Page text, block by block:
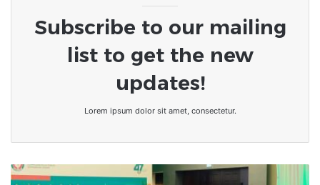
Subscribe to our mailing
list to get the new
updates!
Lorem ipsum dolor sit amet, consectetur.
CEDEAO/